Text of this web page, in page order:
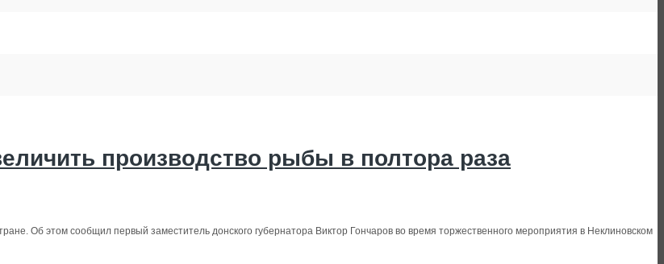
производство рыбы в полтора раза
Об этом сообщил первый заместитель донского губернатора Виктор Гончаров во время торжественного мероприятия в Неклиновском